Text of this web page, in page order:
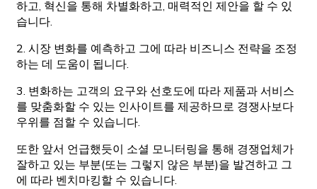
하고, 혁신을 통해 차별화하고, 매력적인 제안을 할 수 있
습니다.
2. 시장 변화를 예측하고 그에 따라 비즈니스 전략을 조정
하는 데 도움이 됩니다.
3. 변화하는 고객의 요구와 선호도에 따라 제품과 서비스
를 맞춤화할 수 있는 인사이트를 제공하므로 경쟁사보다
우위를 점할 수 있습니다.
또한 앞서 언급했듯이 소셜 모니터링을 통해 경쟁업체가
잘하고 있는 부분(또는 그렇지 않은 부분)을 발견하고 그
에 따라 벤치마킹할 수 있습니다.